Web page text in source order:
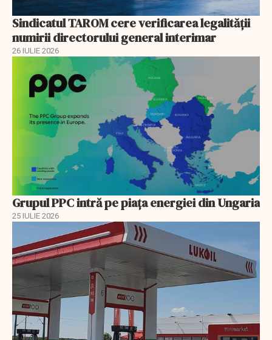
Sindicatul TAROM cere verificarea legalității
numirii directorului general interimar
26 IULIE 2026
Grupul PPC intră pe piața energiei din Ungaria
25 IULIE 2026